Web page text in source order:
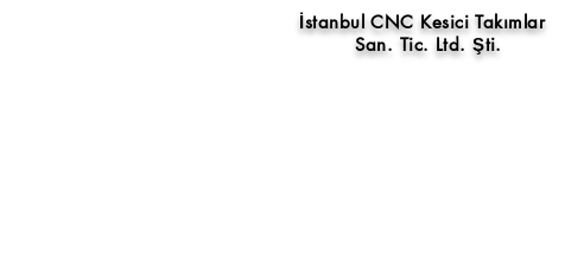
İstanbul CNC Kesici Takımlar
San. Tic. Ltd. Şti.